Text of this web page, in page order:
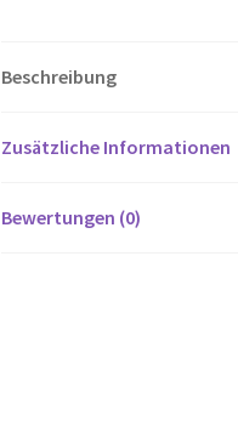
Beschreibung
Zusätzliche Informationen
Bewertungen (0)